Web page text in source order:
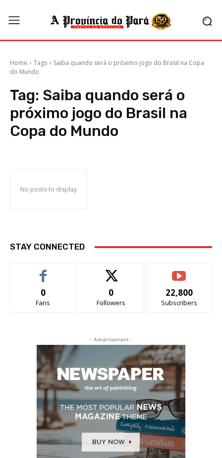
Home Tags
Saiba quando será o próximo jogo do Brasil na Copa
do Mundo
Tag: Saiba quando será o
próximo jogo do Brasil na
Copa do Mundo
No posts to display
STAY CONNECTED
0
Fans
0
Followers
22,800
Subscribers
- Advertisement -